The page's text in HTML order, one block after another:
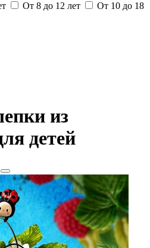
От 8 до 12 лет
От 10 до 18
из
детей